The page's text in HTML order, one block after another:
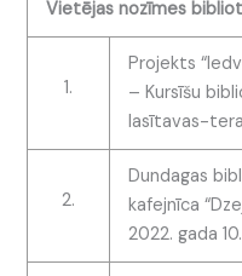
Vietējas nozīmes
1.
Projekts
– Kursīšu
lasītavas-
2.
Dundagas
kafejnīca
2022. gada